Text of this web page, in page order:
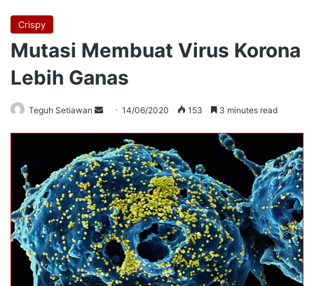
Crispy
Mutasi Membuat Virus Korona
Lebih Ganas
Teguh Setiawan
Send14/06/2020 153 3 minutes read